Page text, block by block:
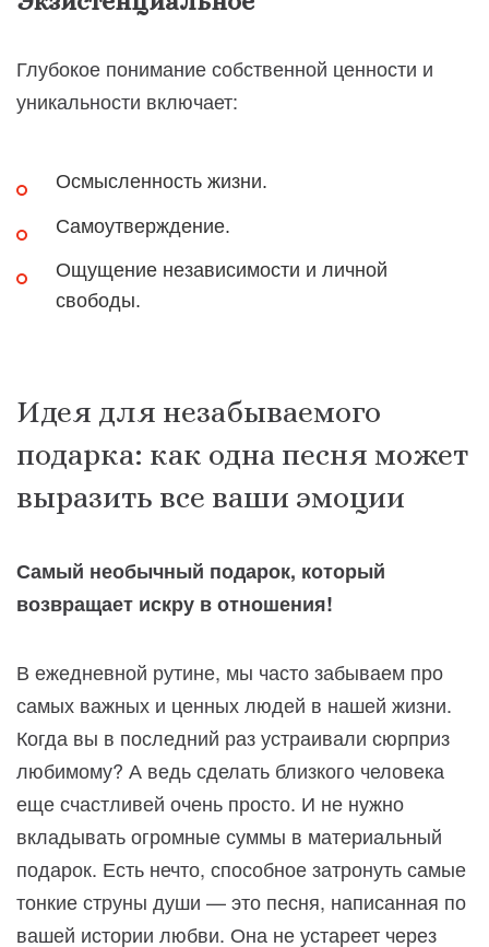
Глубокое понимание собственной ценности и
уникальности включает:
Осмысленность жизни.
Самоутверждение.
Ощущение независимости и личной
свободы.
Идея для незабываемого
подарка: как одна песня может
выразить все ваши эмоции
Самый необычный подарок, который
возвращает искру в отношения!
В ежедневной рутине, мы часто забываем про
самых важных и ценных людей в нашей жизни.
Когда вы в последний раз устраивали сюрприз
любимому? А ведь сделать близкого человека
еще счастливей очень просто. И не нужно
вкладывать огромные суммы в материальный
подарок. Есть нечто, способное затронуть самые
тонкие струны души — это песня, написанная по
вашей истории любви. Она не устареет через